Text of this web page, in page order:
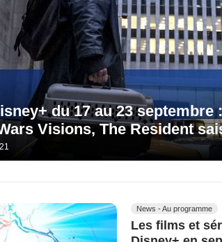
du 17 au 23 septembre
Visions, The Resident
News - Au programme
Les films et